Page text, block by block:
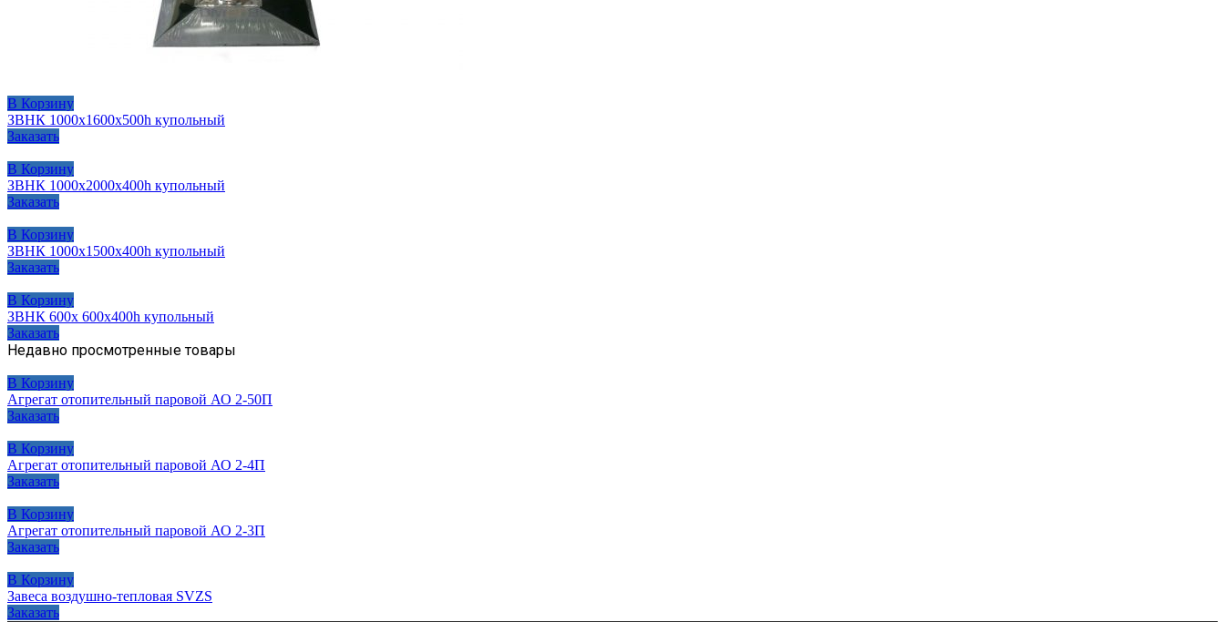
В Корзину
ЗВНК 1000х1600х500h купольный
Заказать
В Корзину
ЗВНК 1000х2000х400h купольный
Заказать
В Корзину
ЗВНК 1000х1500х400h купольный
Заказать
В Корзину
ЗВНК 600х 600х400h купольный
Заказать
Недавно просмотренные товары
В Корзину
Агрегат отопительный паровой АО 2-50П
Заказать
В Корзину
Агрегат отопительный паровой АО 2-4П
Заказать
В Корзину
Агрегат отопительный паровой АО 2-3П
Заказать
В Корзину
Завеса воздушно-тепловая SVZS
Заказать